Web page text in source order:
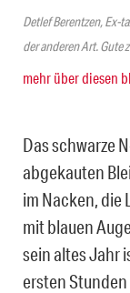
Detlef Berentzen, Ex-
der anderen Art. Gute
mehr über diesen
Das schwarze
abgekauten
im Nacken, die
mit blauen
sein altes Jahr
ersten